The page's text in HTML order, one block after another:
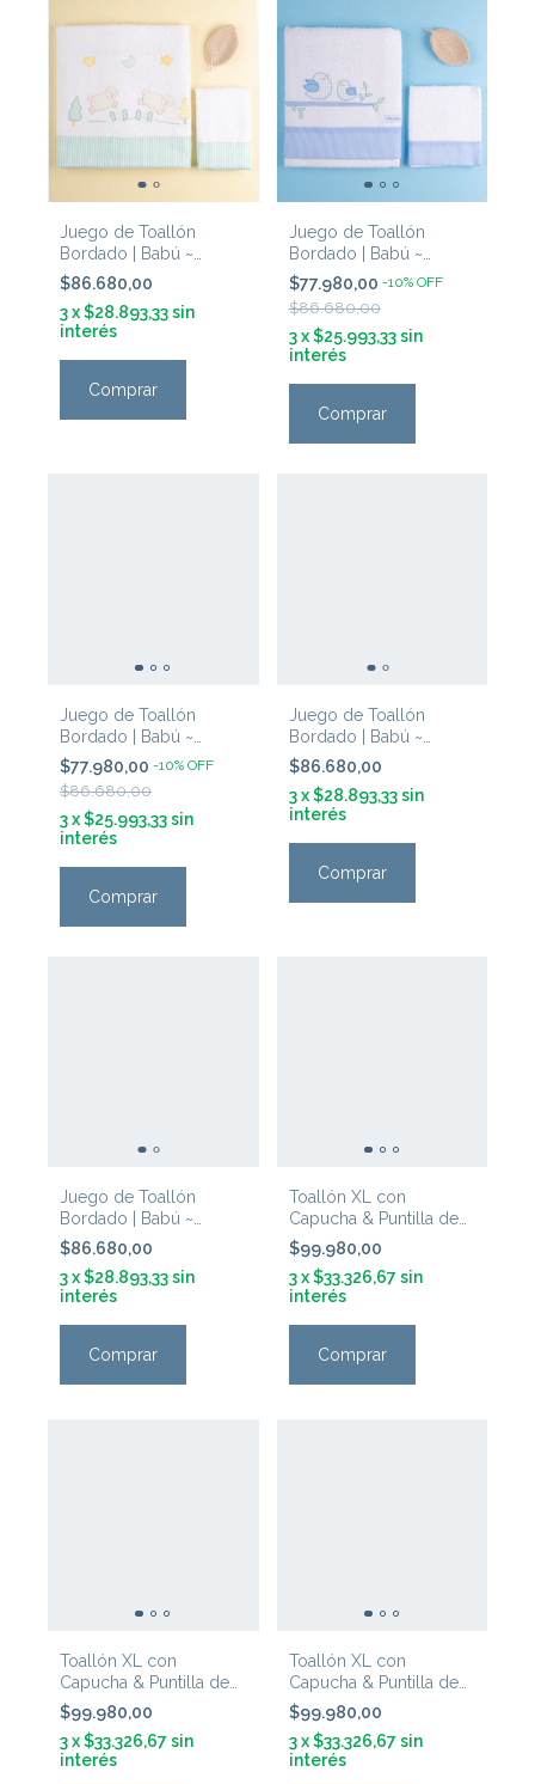
Juego de Toallón
Bordado | Babú ~
'Ovejitas Verde'
$86.680,00
3x$28.893,33sin
interés
Comprar
Juego de Toallón
Bordado | Babú ~
'Pajaritos Celeste'
$77.980,00 -10% OFF
$86.680,00
3 x$25.993,33 sin
interés
Comprar
Juego de Toallón
Bordado | Babú ~
'Gallinita Celeste'
$77.980,00 -10% OFF
$86.680,00
3x$25.993,33sin
interés
Comprar
Juego de Toallón
Bordado | Babú ~
'Gallinita Verde'
$86.680,00
3 x$28.893,33 sin
interés
Comprar
Juego de Toallón
Bordado | Babú ~
'Gallinita Natural'
$86.680,00
3x$28.893,33sin
interés
Comprar
Toallón XL con
Capucha & Puntilla de
Crochet | Tanti ~ Blanco
$99.980,00
3 x$33.326,67 sin
interés
Toallón XL con
Capucha & Puntilla de
Crochet | Tanti ~
Celeste
$99.980,00
3x$33.326,67 sin
interés
Toallón XL con
Capucha & Puntilla de
Crochet | Tanti ~ Natural
$99.980,00
3 x$33.326,67 sin
interés